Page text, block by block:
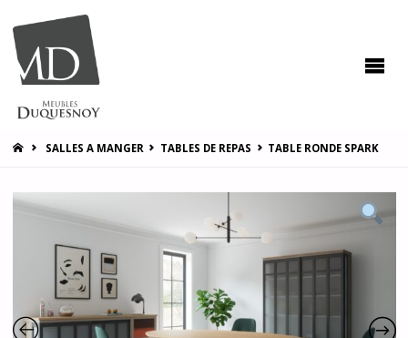
HOMESALLES A MANGER TABLES DE REPAS TABLE RONDE SPARK